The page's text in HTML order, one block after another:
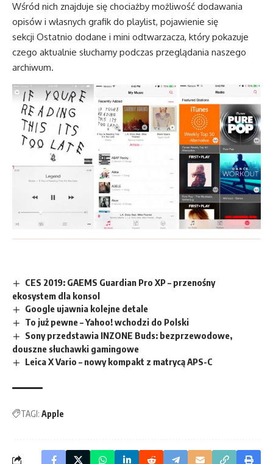
Wśród nich znajduje się chociażby możliwość dodawania
opisów i własnych grafik do playlist, pojawienie się
sekcji Ostatnio dodane i mini odtwarzacza, który pokazuje
czego aktualnie słuchamy podczas przeglądania naszego
archiwum.
CES 2019: GAEMS Guardian Pro XP – przenośny
ekosystem dla konsol
Google ujawnia kolejne detale
To już pewne – Yahoo! wchodzi do Polski
Sony przedstawia INZONE Buds: bezprzewodowe,
douszne słuchawki gamingowe
Leica X Vario – nowy kompakt z matrycą APS-C
TAGI: Apple